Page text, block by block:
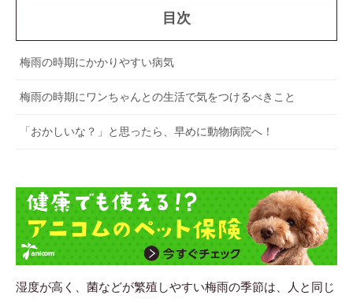
目次
梅雨の時期にかかりやすい病気
梅雨の時期にワンちゃんとの生活で気をつけるべきこと
「おかしいな？」と思ったら、早めに動物病院へ！
湿度が高く、菌などが繁殖しやすい梅雨の季節は、人と同じ